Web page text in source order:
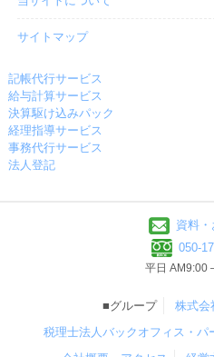
サイトマップ
記帳代行サービス
給与計算サービス
決算駆け込みパック
経理指導サービス
事務代行サービス
法人登記
資料
050-
平日 AM9:00
■グループ
株式会
税理士法人バックオフィス・パ